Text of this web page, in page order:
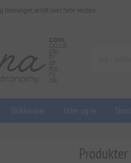
honninger, sendt over hele verden
Drikkevarer Urter og te